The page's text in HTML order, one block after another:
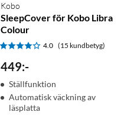
Kobo
SleepCover för Kobo Libra
Colour
4.0 (15 kundbetyg)
449:-
Ställfunktion
Automatisk väckning av
läsplatta